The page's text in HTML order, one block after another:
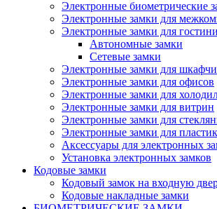
Электронные биометрические
Электронные замки для
Электронные замки для
Автономные замки
Сетевые замки
Электронные замки для
Электронные замки для офисов
Электронные замки для
Электронные замки для витрин
Электронные замки для
Электронные замки для
Аксессуары для электронных
Установка электронных замков
Кодовые замки
Кодовый замок на входную
Кодовые накладные замки